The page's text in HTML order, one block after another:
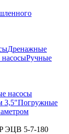
Дренажные
Ручные
насосы
3,5"Погружные
ЭЦВ 5-7-180